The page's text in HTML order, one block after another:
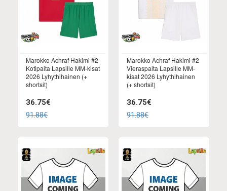
Marokko Achraf Hakimi #2
Kotipaita Lapsille MM-kisat
2026 Lyhythihainen (+
shortsit)
36.75€
91.88€
Marokko Achraf Hakimi #2
Vieraspaita Lapsille MM-
kisat 2026 Lyhythihainen
(+ shortsit)
36.75€
91.88€